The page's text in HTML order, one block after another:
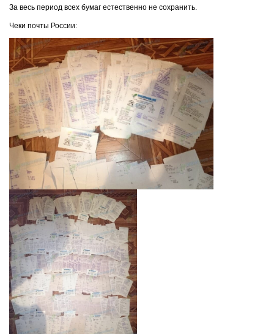
За весь период всех бумаг естественно не сохранить.
Чеки почты России: